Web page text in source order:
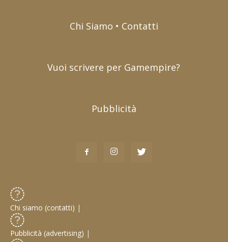
Chi Siamo • Contatti
Vuoi scrivere per Gamempire?
Pubblicità
Chi siamo (contatti) |
Pubblicità (advertising) |